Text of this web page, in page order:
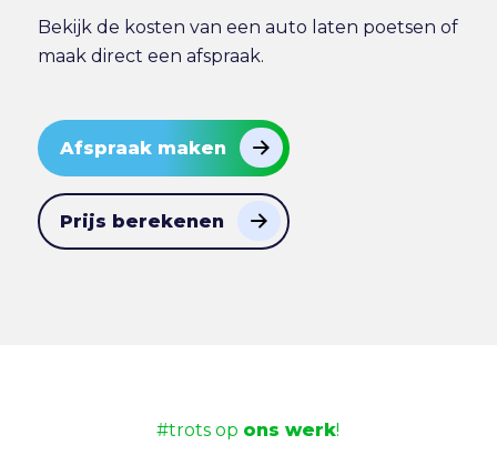
Bekijk de kosten van een auto laten poetsen of
maak direct een afspraak.
Afspraak maken
Prijs berekenen
#trots op ons werk!